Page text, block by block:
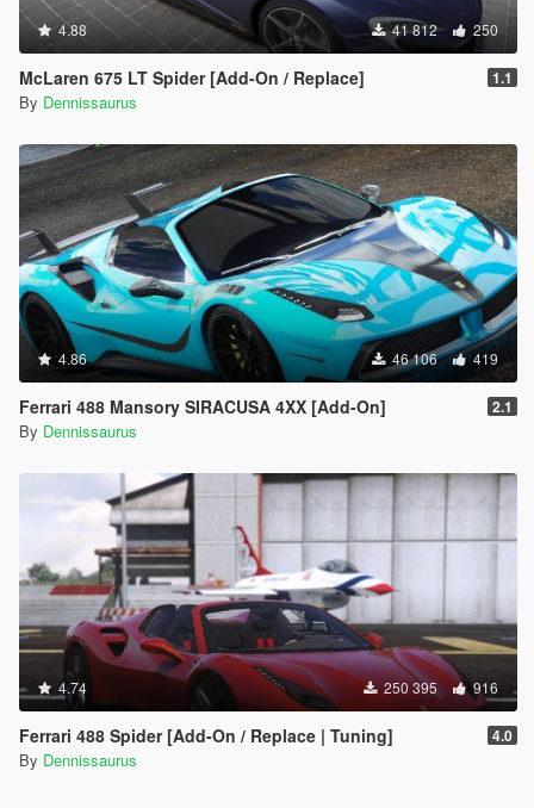
4.88 41 812 250
McLaren 675 LT Spider [Add-On / Replace] 1.1
By Dennissaurus
4.86 46 106 419
Ferrari 488 Mansory SIRACUSA 4XX [Add-On] 2.1
By Dennissaurus
4.74 250 395 916
Ferrari 488 Spider [Add-On / Replace | Tuning] 4.0
By Dennissaurus